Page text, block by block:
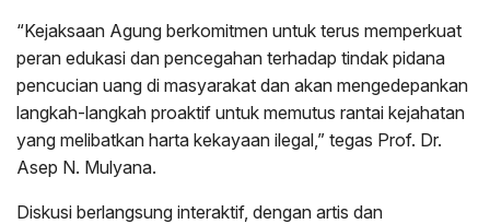
“Kejaksaan Agung berkomitmen untuk terus memperkuat
peran edukasi dan pencegahan terhadap tindak pidana
pencucian uang di masyarakat dan akan mengedepankan
langkah-langkah proaktif untuk memutus rantai kejahatan
yang melibatkan harta kekayaan ilegal,” tegas Prof. Dr.
Asep N. Mulyana.
Diskusi berlangsung interaktif, dengan artis dan